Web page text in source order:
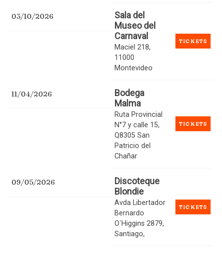
03/10/2026
Sala del
Museo del
Carnaval
Maciel 218,
11000
Montevideo
TICKETS
11/04/2026
Bodega
Malma
Ruta Provincial
N°7 y calle 15,
Q8305 San
Patricio del
Chañar
TICKETS
09/05/2026
Discoteque
Blondie
Avda Libertador
Bernardo
O`Higgins 2879,
Santiago,
TICKETS